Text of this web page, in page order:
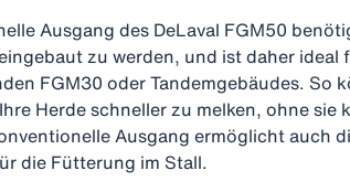
Ausgang des DeLaval FGM50
zu werden, und ist daher ideal
FGM30 oder Tandemgebäudes. So
Herde schneller zu melken, ohne sie
Ausgang ermöglicht auch
die Fütterung im Stall.